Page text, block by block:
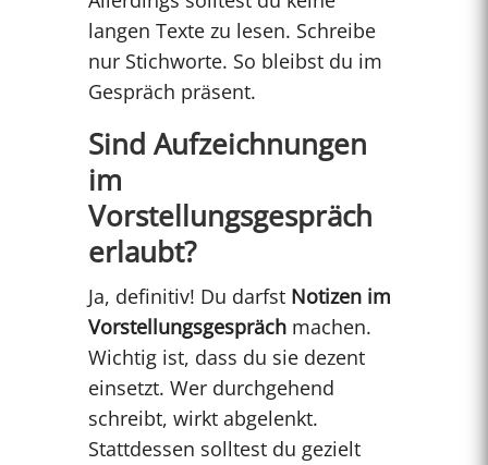
langen Texte zu lesen. Schreibe
nur Stichworte. So bleibst du im
Gespräch präsent.
Sind Aufzeichnungen
im
Vorstellungsgespräch
erlaubt?
Ja, definitiv! Du darfst Notizen im
Vorstellungsgesprächmachen.
Wichtig ist, dass du sie dezent
einsetzt. Wer durchgehend
schreibt, wirkt abgelenkt.
Stattdessen solltest du gezielt